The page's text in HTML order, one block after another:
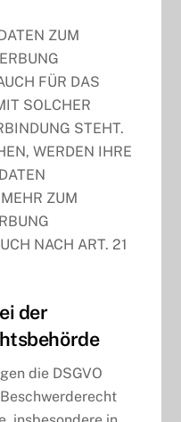
ZUM
FÜR DAS
SOLCHER
STEHT.
WERDEN IHRE
ZUM
NACH ART. 21
der
die DSGVO